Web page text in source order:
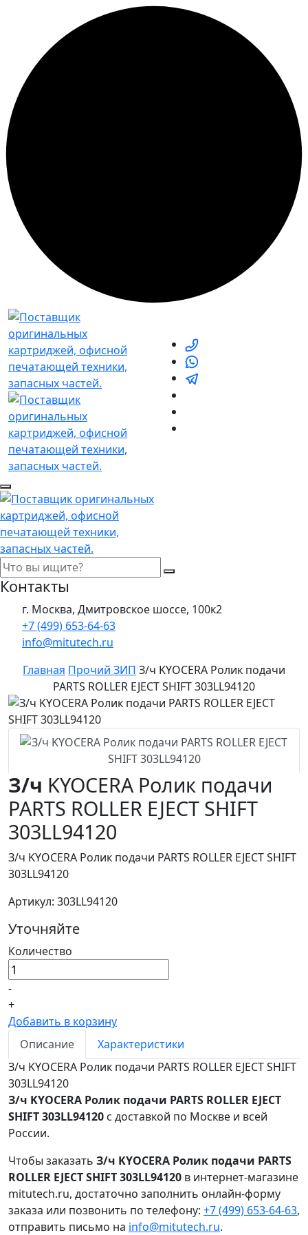
Контакты
г. Москва, Дмитровское шоссе, 100к2
+7 (499) 653-64-63
info@mitutech.ru
Главная Прочий ЗИП З/ч KYOCERA Ролик подачи
PARTS ROLLER EJECT SHIFT 303LL94120
З/ч KYOCERA Ролик подачи
PARTS ROLLER EJECT SHIFT
303LL94120
З/ч KYOCERA Ролик подачи PARTS ROLLER EJECT SHIFT
303LL94120
Артикул: 303LL94120
Уточняйте
Количество
-
+
Добавить в корзину
Описание
Характеристики
З/ч KYOCERA Ролик подачи PARTS ROLLER EJECT SHIFT
303LL94120
З/ч KYOCERA Ролик подачи PARTS ROLLER EJECT
SHIFT 303LL94120 с доставкой по Москве и всей
России.
Чтобы заказать З/ч KYOCERA Ролик подачи PARTS
ROLLER EJECT SHIFT 303LL94120 в интернет-магазине
mitutech.ru, достаточно заполнить онлайн-форму
заказа или позвонить по телефону: +7 (499) 653-64-63,
отправить письмо на info@mitutech.ru.